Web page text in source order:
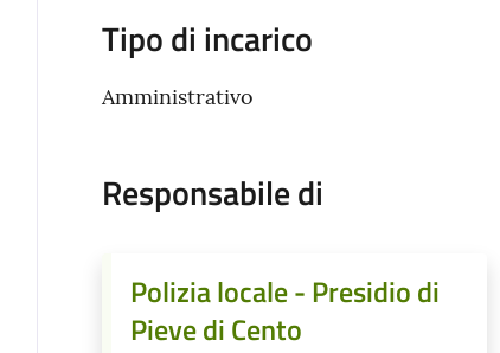
Tipo di incarico
Amministrativo
Responsabile di
Polizia locale - Presidio di
Pieve di Cento